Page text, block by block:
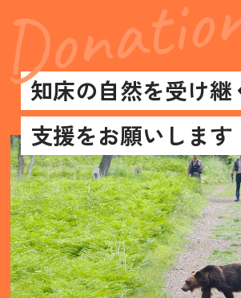
知床の自然を受け継
支援をお願いします